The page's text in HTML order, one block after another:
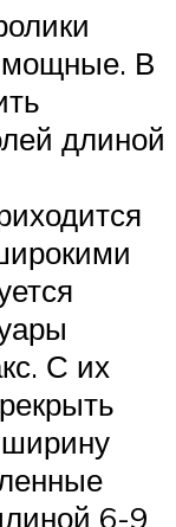
мощные. В
длиной
С их
6-9